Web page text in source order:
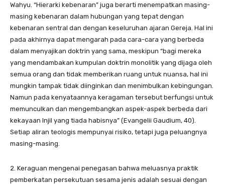
Wahyu. “Hierarki kebenaran” juga berarti menempatkan masing-
masing kebenaran dalam hubungan yang tepat dengan
kebenaran sentral dan dengan keseluruhan ajaran Gereja. Hal ini
pada akhirnya dapat mengarah pada cara-cara yang berbeda
dalam menyajikan doktrin yang sama, meskipun “bagi mereka
yang mendambakan kumpulan doktrin monolitik yang dijaga oleh
semua orang dan tidak memberikan ruang untuk nuansa, hal ini
mungkin tampak tidak diinginkan dan menimbulkan kebingungan.
Namun pada kenyataannya keragaman tersebut berfungsi untuk
memunculkan dan mengembangkan aspek-aspek berbeda dari
kekayaan Injil yang tiada habisnya” (Evangelii Gaudium, 40).
Setiap aliran teologis mempunyai risiko, tetapi juga peluangnya
masing-masing.
2. Keraguan mengenai penegasan bahwa meluasnya praktik
pemberkatan persekutuan sesama jenis adalah sesuai dengan